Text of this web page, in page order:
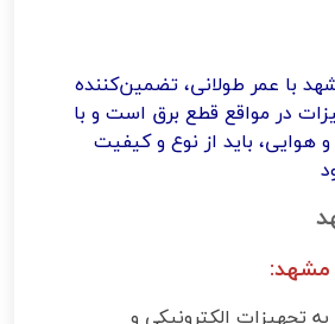
با عمر طولانی، تضمین‌کننده
در مواقع قطع برق است و با
هوایی، باید از نوع و کیفیت
مشهد:
تجهیزات الکترونیکی و